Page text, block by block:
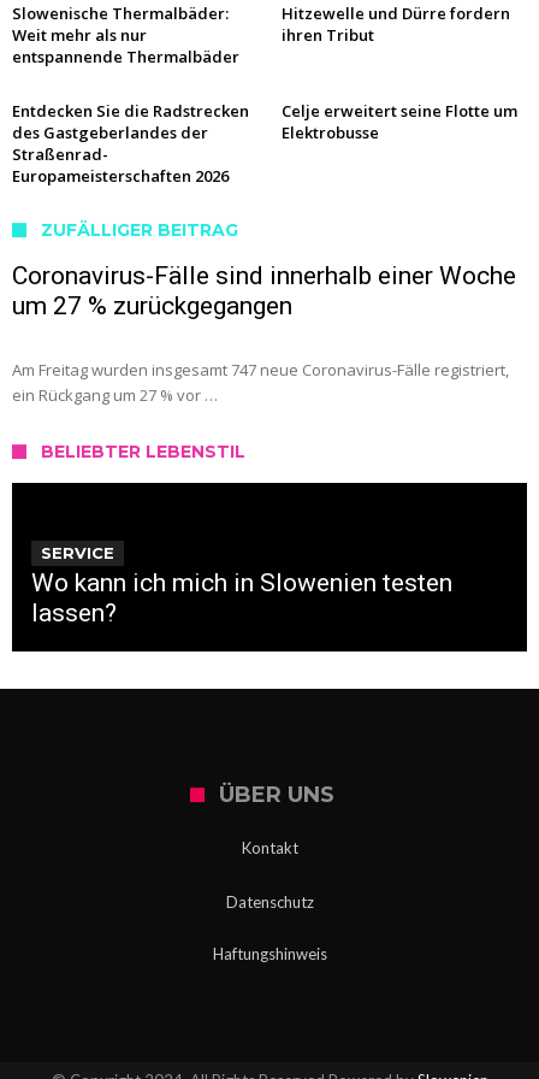
Slowenische Thermalbäder:
Weit mehr als nur
entspannende Thermalbäder
Hitzewelle und Dürre fordern
ihren Tribut
Entdecken Sie die Radstrecken
des Gastgeberlandes der
Straßenrad-
Europameisterschaften 2026
Celje erweitert seine Flotte um
Elektrobusse
ZUFÄLLIGER BEITRAG
Coronavirus-Fälle sind innerhalb einer Woche
um 27 % zurückgegangen
Am Freitag wurden insgesamt 747 neue Coronavirus-Fälle registriert,
ein Rückgang um 27 % vor …
BELIEBTER LEBENSTIL
SERVICE
Wo kann ich mich in Slowenien testen
lassen?
ÜBER UNS
Kontakt
Datenschutz
Haftungshinweis